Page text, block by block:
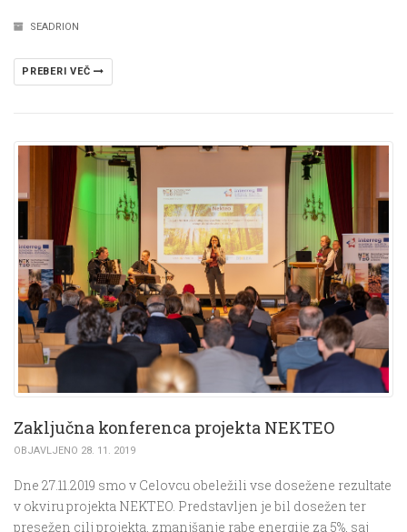
SEADRION
PREBERI VEČ
Zaključna konferenca projekta NEKTEO
OBJAVLJENO 28. 11. 2019
Dne 27.11.2019 smo v Celovcu obeležili vse dosežene rezultate
v okviru projekta NEKTEO. Predstavljen je bil dosežen ter
presežen cilj projekta, zmanjšanje rabe energije za 5%, saj